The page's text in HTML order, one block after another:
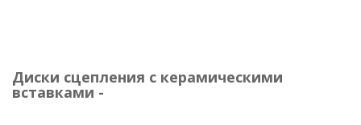
Диски сцепления с керамическими
вставками -